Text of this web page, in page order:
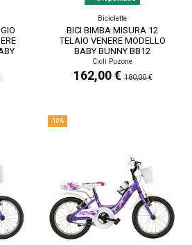
Biciclette
BICI BIMBA MISURA 12
TELAIO VENERE MODELLO
BABY BUNNY BB12
BAMBINA 1V
Cicli Puzone
162,00 €180,00 €
-10%